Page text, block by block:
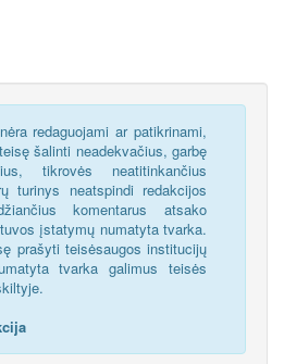
redaguojami ar patikrinami,
šalinti neadekvačius, garbę
tikrovės neatitinkančius
turinys neatspindi redakcijos
komentarus atsako
įstatymų numatyta tvarka.
prašyti teisėsaugos institucijų
tvarka galimus teisės